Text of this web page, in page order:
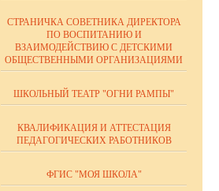
СТРАНИЧКА СОВЕТНИКА ДИРЕКТОРА
ПО ВОСПИТАНИЮ И
ВЗАИМОДЕЙСТВИЮ С ДЕТСКИМИ
ОБЩЕСТВЕННЫМИ ОРГАНИЗАЦИЯМИ
ШКОЛЬНЫЙ ТЕАТР "ОГНИ РАМПЫ"
КВАЛИФИКАЦИЯ И АТТЕСТАЦИЯ
ПЕДАГОГИЧЕСКИХ РАБОТНИКОВ
ФГИС "МОЯ ШКОЛА"